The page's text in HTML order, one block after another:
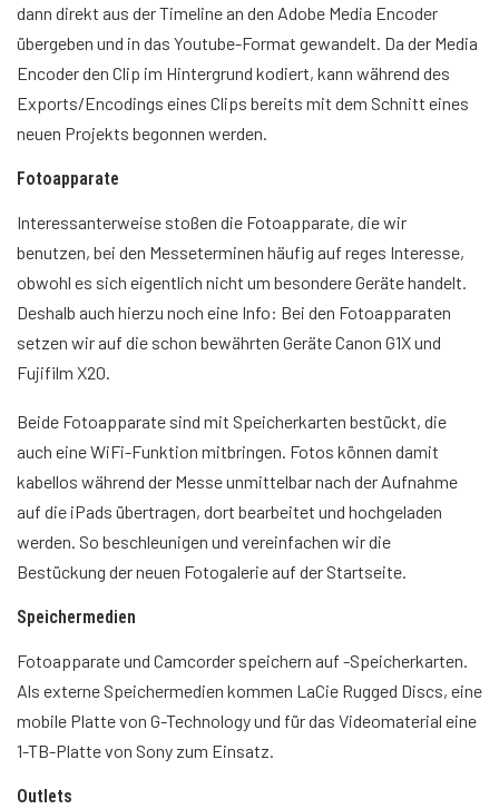
dann direkt aus der Timeline an den Adobe Media Encoder
übergeben und in das Youtube-Format gewandelt. Da der Media
Encoder den Clip im Hintergrund kodiert, kann während des
Exports/Encodings eines Clips bereits mit dem Schnitt eines
neuen Projekts begonnen werden.
Fotoapparate
Interessanterweise stoßen die Fotoapparate, die wir
benutzen, bei den Messeterminen häufig auf reges Interesse,
obwohl es sich eigentlich nicht um besondere Geräte handelt.
Deshalb auch hierzu noch eine Info: Bei den Fotoapparaten
setzen wir auf die schon bewährten Geräte Canon G1X und
Fujifilm X20.
Beide Fotoapparate sind mit Speicherkarten bestückt, die
auch eine WiFi-Funktion mitbringen. Fotos können damit
kabellos während der Messe unmittelbar nach der Aufnahme
auf die iPads übertragen, dort bearbeitet und hochgeladen
werden. So beschleunigen und vereinfachen wir die
Bestückung der neuen Fotogalerie auf der Startseite.
Speichermedien
Fotoapparate und Camcorder speichern auf -Speicherkarten.
Als externe Speichermedien kommen LaCie Rugged Discs, eine
mobile Platte von G-Technology und für das Videomaterial eine
1-TB-Platte von Sony zum Einsatz.
Outlets